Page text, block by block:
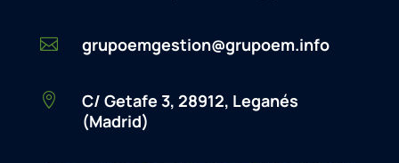
 grupoemgestion@grupoem.info

C/ Getafe 3, 28912, Leganés
(Madrid)